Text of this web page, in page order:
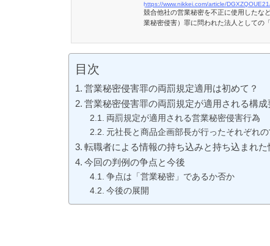
https://www.nikkei.com/article/
競合他社の営業秘密を不正に使用したな
業秘密侵害）罪に問われた法人としての
パ社に求刑通り罰金3千万円の有罪判決
社員、大友英昭被告（44）は懲役2年6月
目次
営業秘密侵害罪の両罰規定適用は初めて？
営業秘密侵害罪の両罰規定が適用される構成
両罰規定が適用される営業秘密侵害行為
元社長と商品企画部長が行ったそれぞれ
転職者による情報の持ち込みと持ち込まれ
今回の判例の争点と今後
争点は「営業秘密」であるか否か
今後の展開